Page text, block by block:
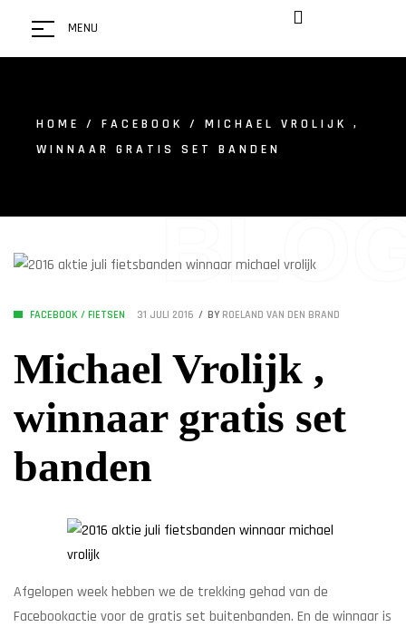
MENU
HOME / FACEBOOK
/ MICHAEL VROLIJK ,
WINNAAR GRATIS SET BANDEN
FACEBOOK / FIETSEN 31 JULI 2016 BY ROELAND VAN DEN BRAND
Michael Vrolijk ,
winnaar gratis set
banden
Afgelopen week hebben we de trekking gehad van de
Facebookactie voor de gratis set buitenbanden. En de winnaar is